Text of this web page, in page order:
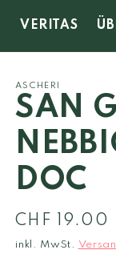
VERITAS
ASCHERI
SAN
DOC
Normaler
Preis
CHF 19.00
inkl. MwSt.